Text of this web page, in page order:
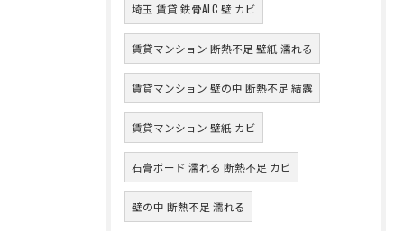
埼玉 賃貸 鉄骨ALC 壁 カビ
賃貸マンション 断熱不足 壁紙 濡れる
賃貸マンション 壁の中 断熱不足 結露
賃貸マンション 壁紙 カビ
石膏ボード 濡れる 断熱不足 カビ
壁の中 断熱不足 濡れる